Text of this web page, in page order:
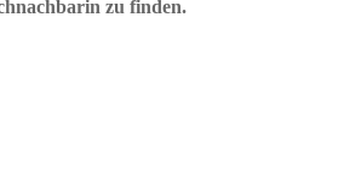
zu finden.